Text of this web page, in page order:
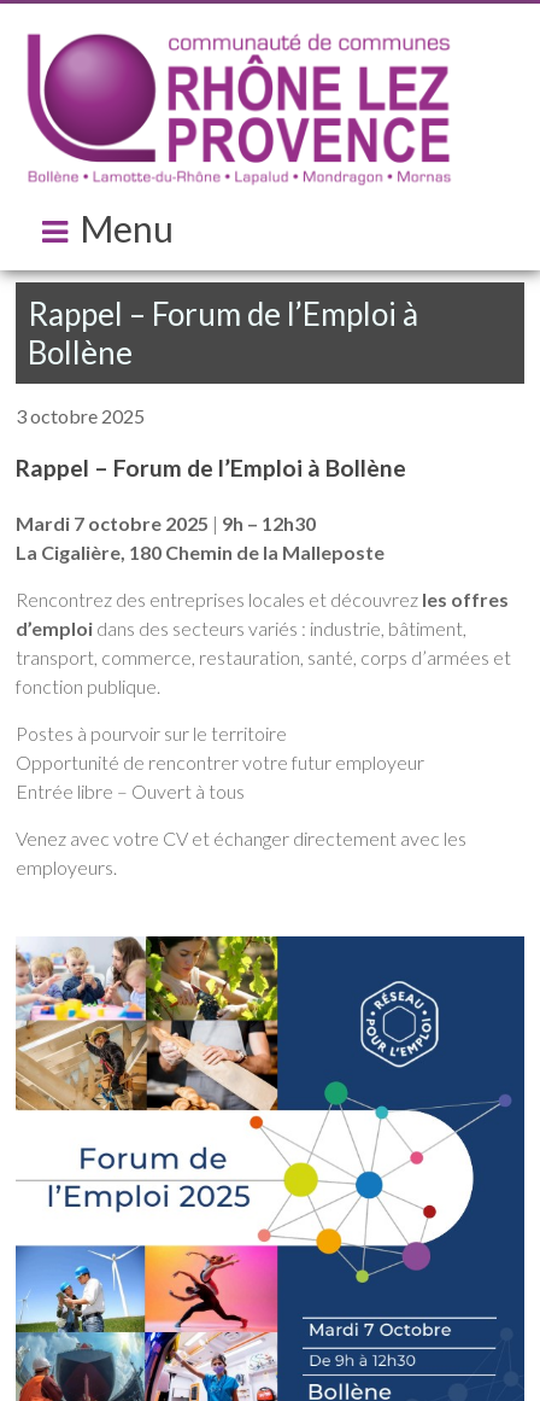
Menu
Rappel – Forum de l’Emploi à
Bollène
3 octobre 2025
Rappel – Forum de l’Emploi à Bollène
Mardi 7 octobre 2025 | 9h – 12h30
La Cigalière, 180 Chemin de la Malleposte
Rencontrez des entreprises locales et découvrez les offres
d’emploi dans des secteurs variés : industrie, bâtiment,
transport, commerce, restauration, santé, corps d’armées et
fonction publique.
Postes à pourvoir sur le territoire
Opportunité de rencontrer votre futur employeur
Entrée libre – Ouvert à tous
Venez avec votre CV et échanger directement avec les
employeurs.